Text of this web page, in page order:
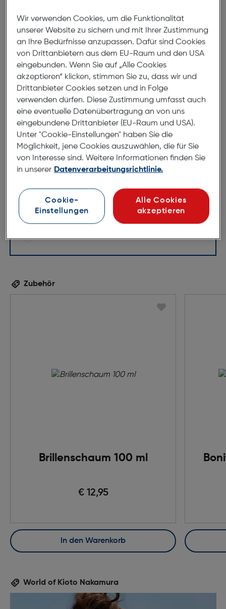
Bügellänge:
140mm
(individuell ausrichtbar)
137mm
54mm
140mm
Zubehör
Brillenschaum 100 ml
€ 12,95
In den Warenkorb
World of Kioto Nakamura
Wir verwenden Cookies, um die Funktionalität
unserer Website zu sichern und mit Ihrer Zustimmung
an Ihre Bedürfnisse anzupassen. Dafür sind Cookies
von Drittanbietern aus dem EU-Raum und den USA
eingebunden. Wenn Sie auf „Alle Cookies
akzeptieren“ klicken, stimmen Sie zu, dass wir und
Drittanbieter Cookies setzen und in Folge
verwenden dürfen. Diese Zustimmung umfasst auch
eine eventuelle Datenübertragung an von uns
eingebundene Drittanbieter (EU-Raum und USA).
Unter "Cookie-Einstellungen" haben Sie die
Möglichkeit, jene Cookies auszuwählen, die für Sie
von Interesse sind. Weitere Informationen finden Sie
in unserer Datenverarbeitungsrichtlinie.
Cookie-
Einstellungen
Alle Cookies
akzeptieren